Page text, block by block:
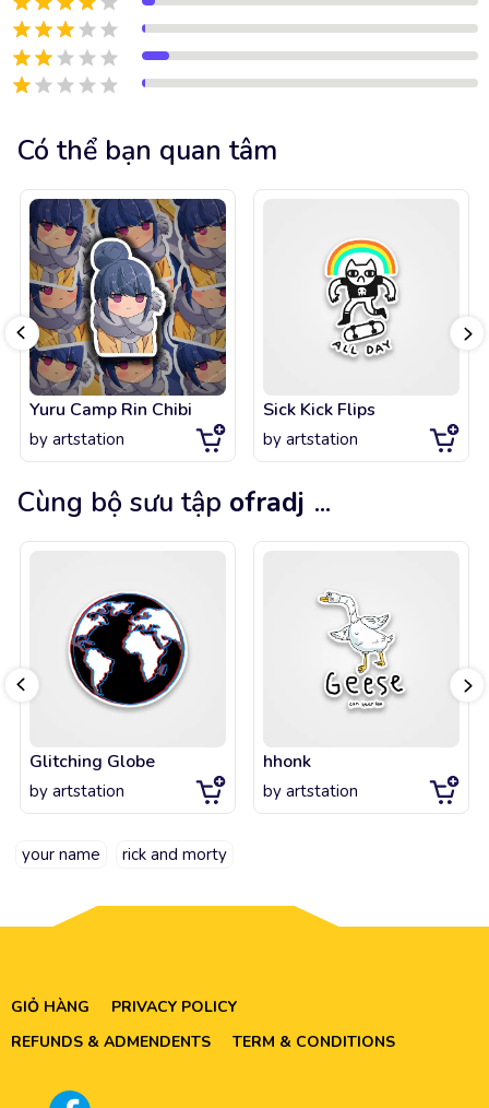
Có thể bạn quan tâm
Yuru Camp Rin Chibi
by artstation
Sick Kick Flips
by artstation
Cùng bộ sưu tập ofradj ...
Glitching Globe
by artstation
hhonk
by artstation
your name rick and morty
GIỎ HÀNG
PRIVACY POLICY
REFUNDS & ADMENDENTS
TERM & CONDITIONS